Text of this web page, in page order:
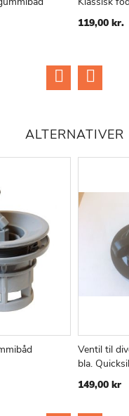
119,00 kr.
ALTERNATIVER
SAMMENLIGNLæg i
Ventil til
bla.
149,00 kr